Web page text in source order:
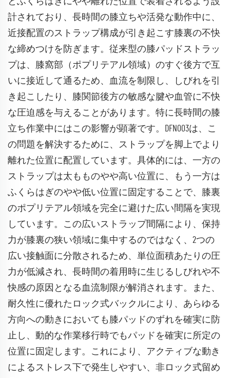
計されており、長時間の膝立ちや活発な動作中に、
近接配置のストラップ構成が引き起こす膝裏の不快
な締めつけを防ぎます。従来型の膝パッドストラッ
プは、膝窩部（ポプリテアル領域）のすぐ後方で互
いに接近して通るため、血流を制限し、しびれを引
き起こしたり、膝関節後方の敏感な腱や血管に不快
な圧迫感を与えることがあります。特に長時間の膝
立ち作業中にはこの影響が顕著です。DFN003は、こ
の問題を解決するために、ストラップを脚上でより
離れた位置に配置しています。具体的には、一方の
ストラップは太もものやや高い位置に、もう一方は
ふくらはぎのやや低い位置に固定することで、膝裏
のポプリテアル領域を完全に避けた広い間隔を実現
しています。この広いストラップ間隔により、保持
力が膝裏の狭い領域に集中するのではなく、2つの
広い接触面に分散されるため、単位面積あたりの圧
力が低減され、長時間の着用時に生じるしびれや不
快感の原因となる血流制限が解消されます。また、
耐久性に優れたロック式バックルにより、あらゆる
方向への動きにおいても膝パッドのずれを確実に防
止し、動的な作業移行時でもパッドを確実に所定の
位置に固定します。これにより、アクティブな動き
によるストレス下で発生しやすい、非ロック式留め